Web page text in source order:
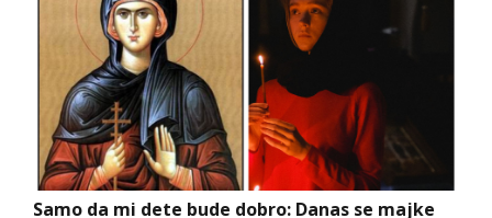
Samo da mi dete bude dobro: Danas se majke